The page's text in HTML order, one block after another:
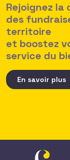
Rejoignez
des
territoire
et boostez
service du
En savoir plus